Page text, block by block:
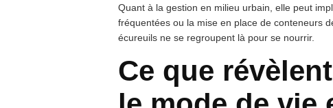
Quant à la gestion en milieu urbain, elle peut
fréquentées ou la mise en place de conteneurs
écureuils ne se regroupent là pour se nourrir.
Ce que